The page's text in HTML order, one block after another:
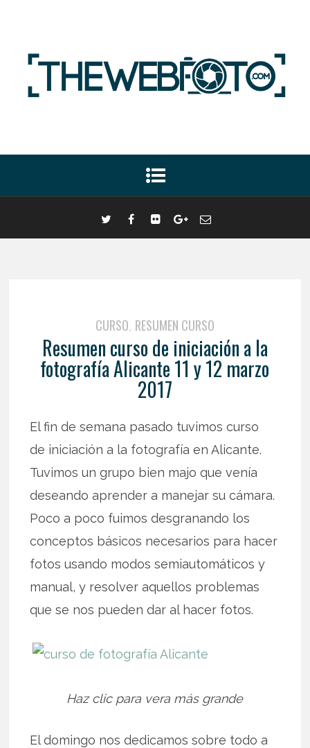
CURSO, RESUMEN CURSO
Resumen curso de iniciación a la
fotografía Alicante 11 y 12 marzo
2017
El fin de semana pasado tuvimos curso
de iniciación a la fotografía en Alicante.
Tuvimos un grupo bien majo que venía
deseando aprender a manejar su cámara.
Poco a poco fuimos desgranando los
conceptos básicos necesarios para hacer
fotos usando modos semiautomáticos y
manual, y resolver aquellos problemas
que se nos pueden dar al hacer fotos.
Haz clic para vera más grande
El domingo nos dedicamos sobre todo a